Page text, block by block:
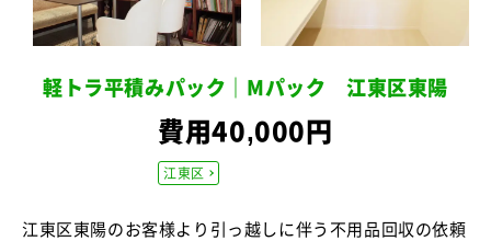
軽トラ平積みパック｜Mパック 江東区東陽
費用40,000円
江東区
江東区東陽のお客様より引っ越しに伴う不用品回収の依頼